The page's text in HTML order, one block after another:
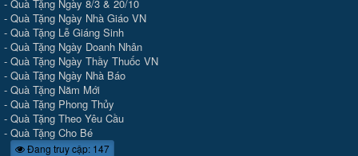
- Quà Tặng Ngày 8/3 & 20/10
- Quà Tặng Ngày Nhà Giáo VN
- Quà Tặng Lễ Giáng Sinh
- Quà Tặng Ngày Doanh Nhân
- Quà Tặng Ngày Thầy Thuốc VN
- Quà Tặng Ngày Nhà Báo
- Quà Tặng Năm Mới
- Quà Tặng Phong Thủy
- Quà Tặng Theo Yêu Cầu
- Quà Tặng Cho Bé
Đang truy cập: 147